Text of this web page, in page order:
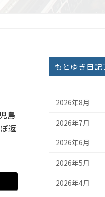
島
返
もとゆき日記
2026年8月
2026年7月
2026年6月
2026年5月
2026年4月